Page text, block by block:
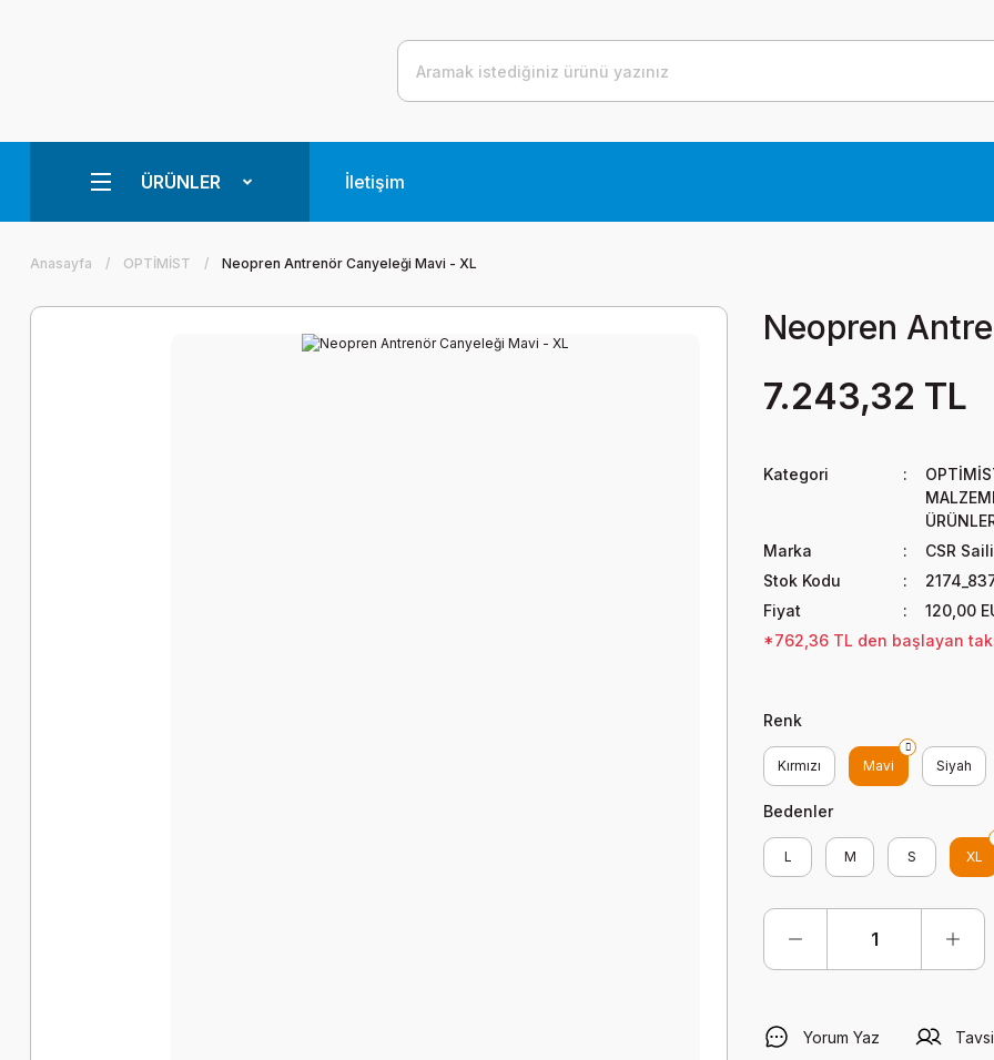
ÜRÜNLER İletişim
Anasayfa OPTİMİST Neopren Antrenör Canyeleği Mavi - XL
Neopren
7.243,32 TL
Kategori
Marka
CSR
Stok Kodu
Fiyat
120,00
*762,36 TL den başlayan
Renk
Kırmızı Mavi Siyah
Bedenler
L M S XL
Yorum Yaz